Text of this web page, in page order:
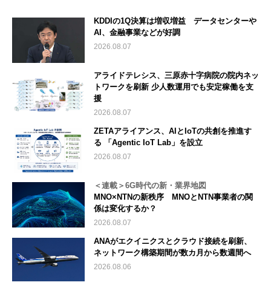
KDDIの1Q決算は増収増益 データセンターや
AI、金融事業などが好調
2026.08.07
アライドテレシス、三原赤十字病院の院内ネッ
トワークを刷新 少人数運用でも安定稼働を支
援
2026.08.07
ZETAアライアンス、AIとIoTの共創を推進す
る 「Agentic IoT Lab」を設立
2026.08.07
＜連載＞6G時代の新・業界地図
MNO×NTNの新秩序 MNOとNTN事業者の関
係は変化するか？
2026.08.07
ANAがエクイニクスとクラウド接続を刷新、
ネットワーク構築期間が数カ月から数週間へ
2026.08.06